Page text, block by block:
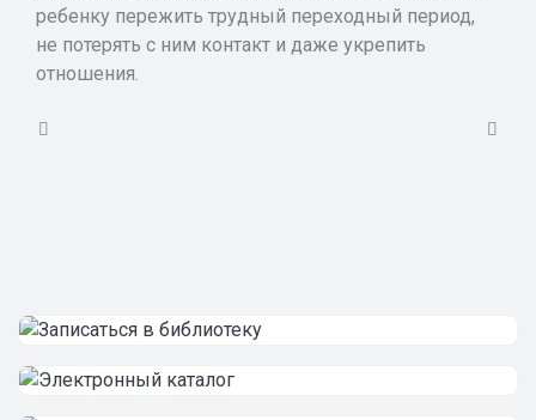
ребенку пережить трудный переходный период,
не потерять с ним контакт и даже укрепить
отношения.